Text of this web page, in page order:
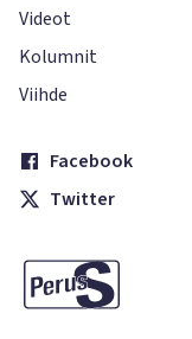
Videot
Kolumnit
Viihde
Facebook
Twitter